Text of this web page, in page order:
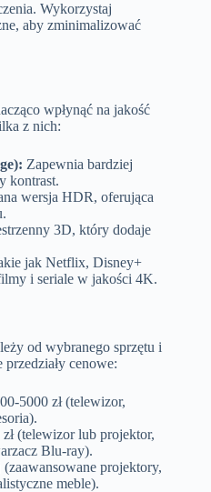
Wykorzystaj
aby zminimalizować
wpłynąć na jakość
z nich:
Zapewnia bardziej
kontrast.
wersja HDR, oferująca
3D, który dodaje
jak Netflix, Disney+
i seriale w jakości 4K.
od wybranego sprzętu i
cenowe:
5000 zł (telewizor,
(telewizor lub projektor,
Blu-ray).
projektory,
meble).